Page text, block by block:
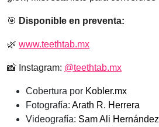
🎯 Disponible en preventa:
🌿 www.teethtab.mx
📸 Instagram: @teethtab.mx
Cobertura por Kobler.mx
Fotografía: Arath R. Herrera
Videografía: Sam Ali Hernández